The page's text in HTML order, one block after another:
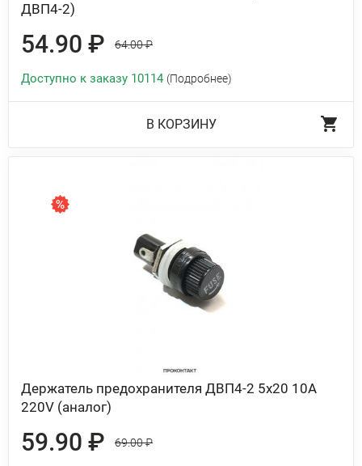
ДВП4-2)
54.90 ₽ 64.00 ₽
Доступно к заказу 10114 (Подробнее)
В КОРЗИНУ
Держатель предохранителя ДВП4-2 5х20 10А
220V (аналог)
59.90 ₽ 69.00 ₽